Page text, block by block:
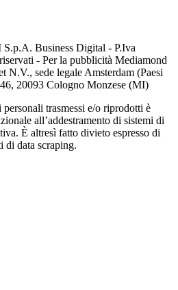
S.p.A. Business Digital - P.Iva
- Per la pubblicità Mediamond
N.V., sede legale Amsterdam (Paesi
20093 Cologno Monzese (MI)
trasmessi e/o riprodotti è
all’addestramento di sistemi di
È altresì fatto divieto espresso di
di data scraping.